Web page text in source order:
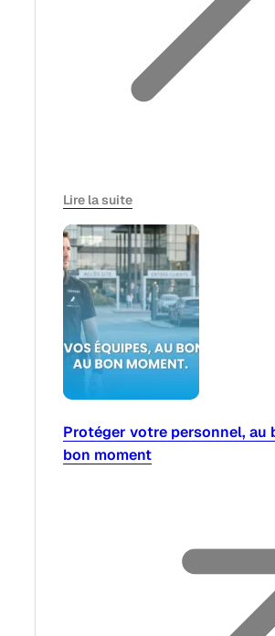
Lire la suite
Protéger votre personnel, au
bon moment